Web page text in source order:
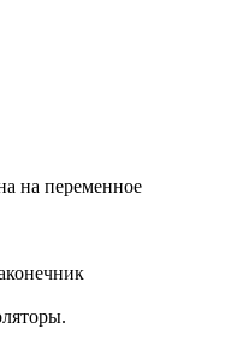
на переменное